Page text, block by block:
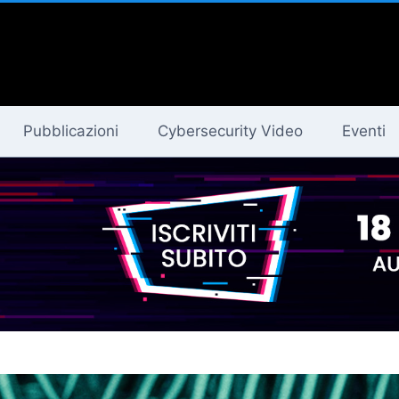
Pubblicazioni Cybersecurity Video Eventi